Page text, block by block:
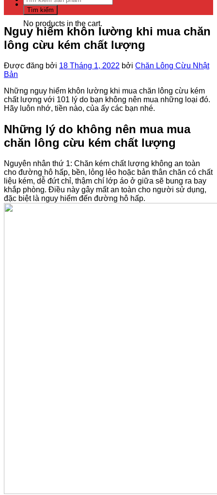
Cart
No products in the cart.
for:
Tìm kiếm
Nguy hiểm khôn lường khi mua chăn
lông cừu kém chất lượng
Được đăng bởi 18 Tháng 1, 2022 bởi Chăn Lông Cừu Nhật
Bản
Những nguy hiểm khôn lường khi mua chăn lông cừu kém
chất lượng với 101 lý do bạn không nên mua những loại đó.
Hãy luôn nhớ, tiền nào, của ấy các bạn nhé.
Những lý do không nên mua mua
chăn lông cừu kém chất lượng
Nguyên nhân thứ 1: Chăn kém chất lượng không an toàn
cho đường hô hấp, bền, lỏng lẻo hoặc bản thân chăn có chất
liệu kém, dễ đứt chỉ, thậm chí lớp áo ở giữa sẽ bung ra bay
khắp phòng. Điều này gây mất an toàn cho người sử dụng,
đặc biệt là nguy hiểm đến đường hô hấp.